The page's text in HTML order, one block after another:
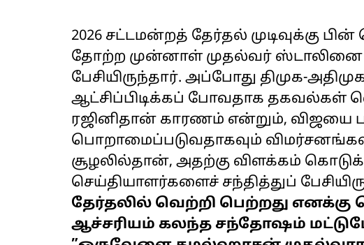
2026 சட்டமன்றத் தேர்தல் முடிவுக்கு
தோற்ற முன்னாள் முதல்வர் ஸ்டாலினை
பேசியிருந்தார். அப்போது திமுக-
ஆட்சிப்பிடிக்கப் போவதாக தகவல்கள்
ரஜினிதான் காரணம் என்றும், விஜயை
பொறாமைப்படுவதாகவும்
சூழலில்தான், அதற்கு விளக்கம்
செய்தியாளர்களைச் சந்தித்துப்
தேர்தலில் வெற்றி பெற்றது
ஆச்சரியம் கலந்த சந்தோஷம்